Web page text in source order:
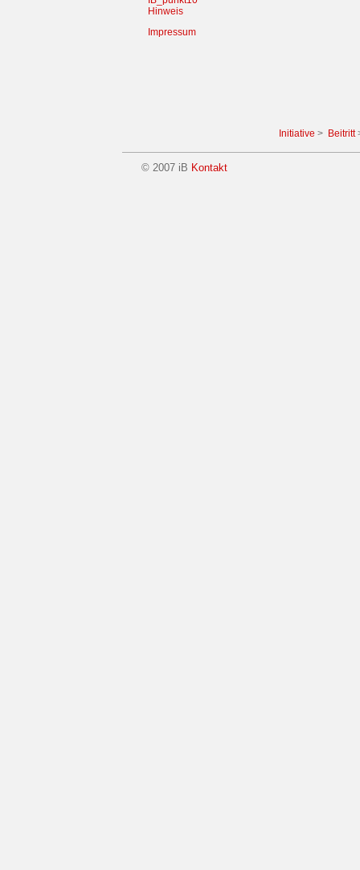
Initiative > Beitritt
Hinweis
Impressum
© 2007 iB Kontakt